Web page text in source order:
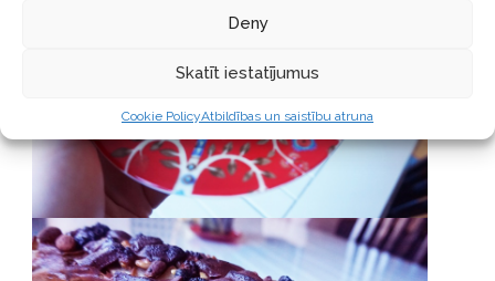
Deny
Skatīt iestatījumus
Cookie PolicyAtbildības un saistību atruna